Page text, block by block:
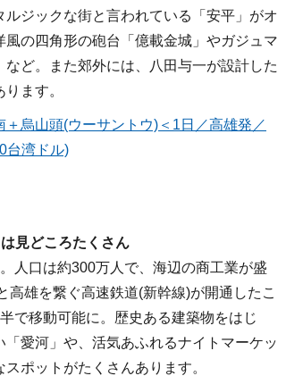
ジックな街と言われている「安平」がオ
の四角形の砲台「億載金城」やガジュマ
ど。また郊外には、八田与一が設計した
ます。
烏山頭(ウーサントウ)＜1日／高雄発／
台湾ドル)
見どころたくさん
人口は約300万人で、海辺の商工業が盛
高雄を繋ぐ高速鉄道(新幹線)が開通したこ
で移動可能に。歴史ある建築物をはじ
愛河」や、活気あふれるナイトマーケッ
ポットがたくさんあります。